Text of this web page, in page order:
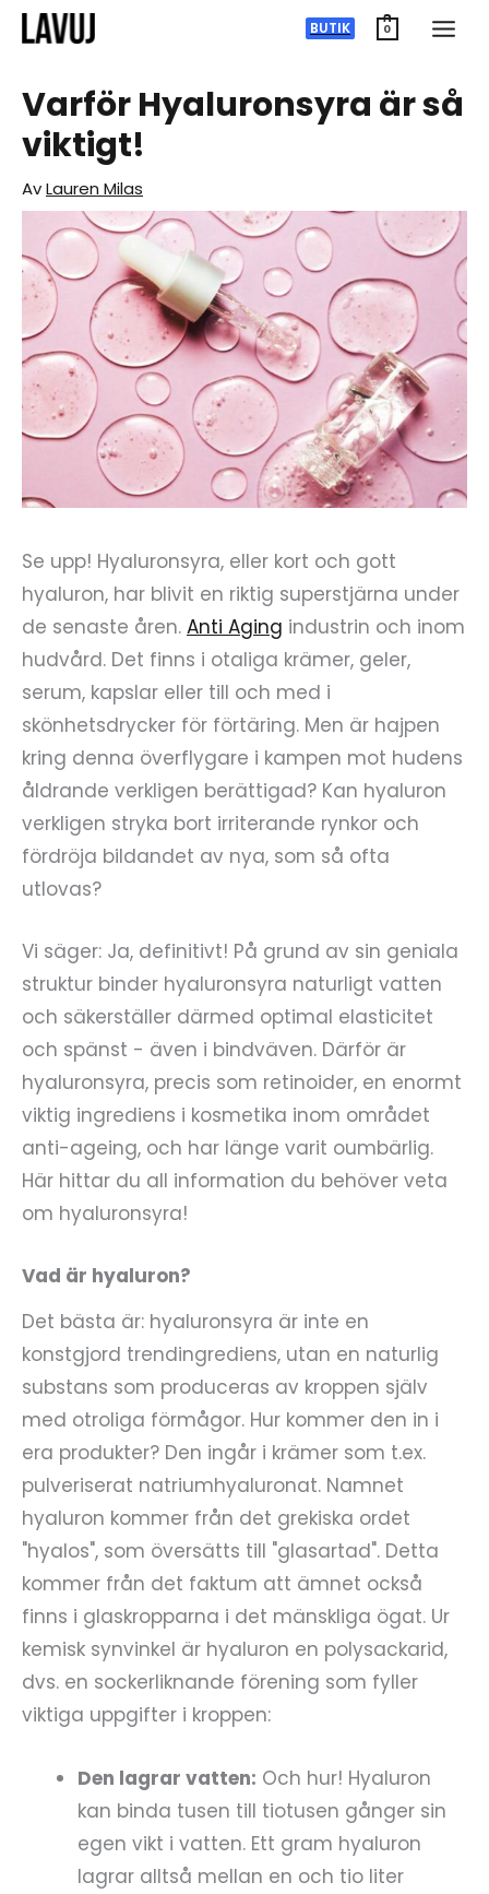
Hoppa
BUTIK 0
Varför Hyaluronsyra är så
viktigt!
AvLauren Milas
Se upp! Hyaluronsyra, eller kort och gott
hyaluron, har blivit en riktig superstjärna under
de senaste åren. Anti Aging industrin och inom
hudvård. Det finns i otaliga krämer, geler,
serum, kapslar eller till och med i
skönhetsdrycker för förtäring. Men är hajpen
kring denna överflygare i kampen mot hudens
åldrande verkligen berättigad? Kan hyaluron
verkligen stryka bort irriterande rynkor och
fördröja bildandet av nya, som så ofta
utlovas?
Vi säger: Ja, definitivt! På grund av sin geniala
struktur binder hyaluronsyra naturligt vatten
och säkerställer därmed optimal elasticitet
och spänst - även i bindväven. Därför är
hyaluronsyra, precis som retinoider, en enormt
viktig ingrediens i kosmetika inom området
anti-ageing, och har länge varit oumbärlig.
Här hittar du all information du behöver veta
om hyaluronsyra!
Vad är hyaluron?
Det bästa är: hyaluronsyra är inte en
konstgjord trendingrediens, utan en naturlig
substans som produceras av kroppen själv
med otroliga förmågor. Hur kommer den in i
era produkter? Den ingår i krämer som t.ex.
pulveriserat natriumhyaluronat. Namnet
hyaluron kommer från det grekiska ordet
"hyalos", som översätts till "glasartad". Detta
kommer från det faktum att ämnet också
finns i glaskropparna i det mänskliga ögat. Ur
kemisk synvinkel är hyaluron en polysackarid,
dvs. en sockerliknande förening som fyller
viktiga uppgifter i kroppen:
Den lagrar vatten: Och hur! Hyaluron
kan binda tusen till tiotusen gånger sin
egen vikt i vatten. Ett gram hyaluron
lagrar alltså mellan en och tio liter